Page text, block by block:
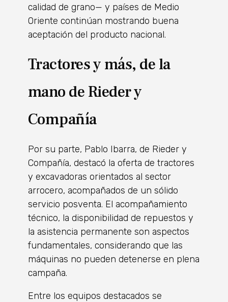
calidad de grano— y países de Medio
Oriente continúan mostrando buena
aceptación del producto nacional.
Tractores y más, de la
mano de Rieder y
Compañía
Por su parte, Pablo Ibarra, de Rieder y
Compañía, destacó la oferta de tractores
y excavadoras orientados al sector
arrocero, acompañados de un sólido
servicio posventa. El acompañamiento
técnico, la disponibilidad de repuestos y
la asistencia permanente son aspectos
fundamentales, considerando que las
máquinas no pueden detenerse en plena
campaña.
Entre los equipos destacados se